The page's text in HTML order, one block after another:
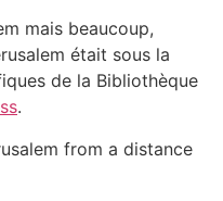
mais beaucoup,
était sous la
de la Bibliothèque
.